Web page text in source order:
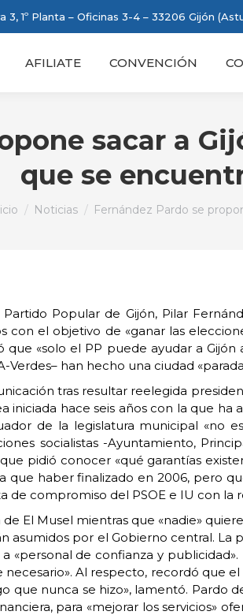
3, 1º Planta – Oficinas 3-4 – 33206 Gijón
AFILIATE CONVENCIÓN
sacar a
que se
aquí:
Noticias Fernández Pardo se
Popular de Gijón, Pilar
con el objetivo de «ganar las
«solo el PP puede ayudar a
han hecho una ciudad
tras resultar reelegida
iniciada hace seis años con la que
de la legislatura municipal «no
socialistas -Ayuntamiento,
pidió conocer «qué garantías
que haber finalizado en 2006, pero
de compromiso del PSOE e IU con la
El Musel mientras que «nadie»
asumidos por el Gobierno central.
de confianza y
Al respecto, recordó que
que nunca se hizo», lamentó. Pardo
para «mejorar los servicios»